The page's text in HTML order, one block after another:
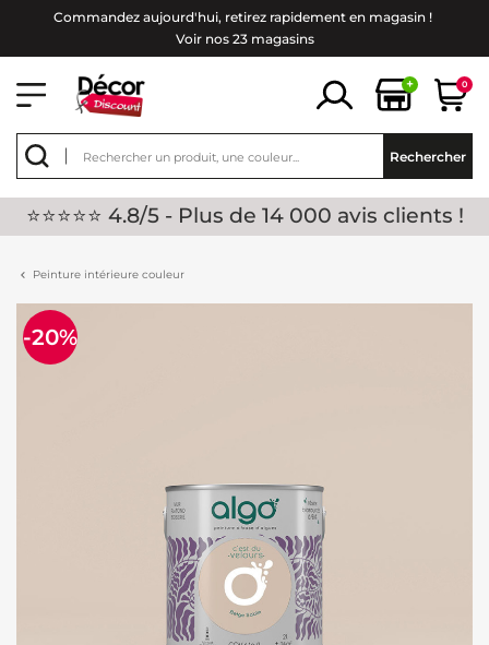
Commandez aujourd'hui, retirez rapidement en magasin !
Voir nos 23 magasins
+ 0
Rechercher
⭐⭐⭐⭐⭐ 4.8/5 - Plus de 14 000 avis clients !
Peinture intérieure couleur
-20%